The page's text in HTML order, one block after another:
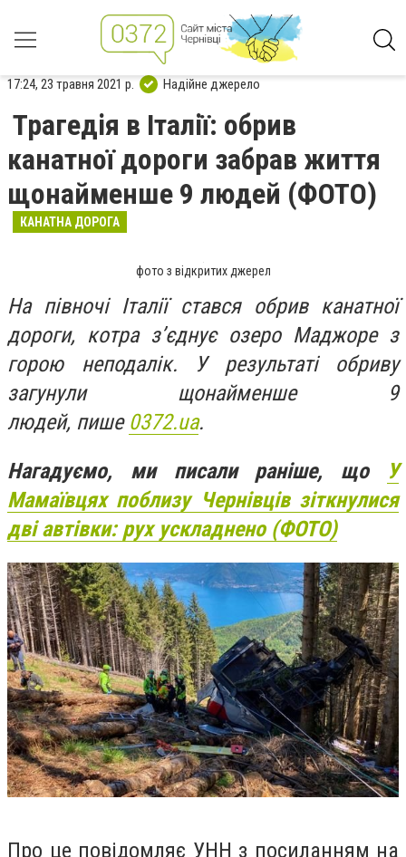
17:24, 23 травня 2021 р. Надійне джерело
Трагедія в Італії: обрив
канатної дороги забрав життя
щонайменше 9 людей (ФОТО)
КАНАТНА ДОРОГА
фото з відкритих джерел
На півночі Італії стався обрив канатної
дороги, котра з’єднує озеро Маджоре з
горою неподалік. У результаті обриву
загунули щонайменше 9
людей, пише 0372.ua.
Нагадуємо, ми писали раніше, що
У
Мамаївцях поблизу Чернівців зіткнулися
дві автівки: рух ускладнено (ФОТО)
Про це повідомляє УНН з посиланням на